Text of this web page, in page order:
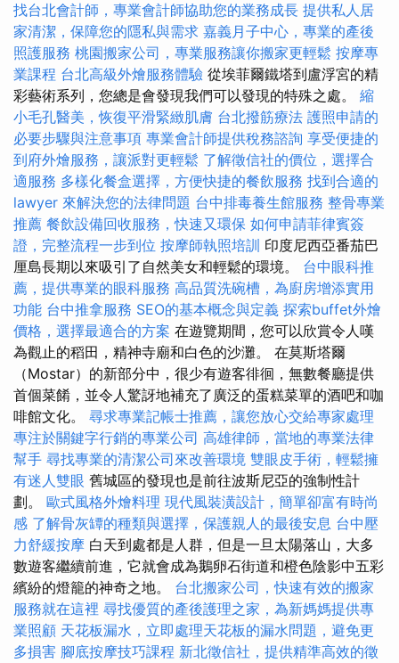
找台北會計師，專業會計師協助您的業務成長 提供私人居
家清潔，保障您的隱私與需求 嘉義月子中心，專業的產後
照護服務 桃園搬家公司，專業服務讓你搬家更輕鬆 按摩專
業課程 台北高級外燴服務體驗 從埃菲爾鐵塔到盧浮宮的精
彩藝術系列，您總是會發現我們可以發現的特殊之處。 縮
小毛孔醫美，恢復平滑緊緻肌膚 台北撥筋療法 護照申請的
必要步驟與注意事項 專業會計師提供稅務諮詢 享受便捷的
到府外燴服務，讓派對更輕鬆 了解徵信社的價位，選擇合
適服務 多樣化餐盒選擇，方便快捷的餐飲服務 找到合適的
lawyer 來解決您的法律問題 台中排毒養生館服務 整骨專業
推薦 餐飲設備回收服務，快速又環保 如何申請菲律賓簽
證，完整流程一步到位 按摩師執照培訓 印度尼西亞番茄巴
厘島長期以來吸引了自然美女和輕鬆的環境。 台中眼科推
薦，提供專業的眼科服務 高品質洗碗槽，為廚房增添實用
功能 台中推拿服務 SEO的基本概念與定義 探索buffet外燴
價格，選擇最適合的方案 在遊覽期間，您可以欣賞令人嘆
為觀止的稻田，精神寺廟和白色的沙灘。 在莫斯塔爾
（Mostar）的新部分中，很少有遊客徘徊，無數餐廳提供
首個菜餚，並令人驚訝地補充了廣泛的蛋糕菜單的酒吧和咖
啡館文化。 尋求專業記帳士推薦，讓您放心交給專家處理
專注於關鍵字行銷的專業公司 高雄律師，當地的專業法律
幫手 尋找專業的清潔公司來改善環境 雙眼皮手術，輕鬆擁
有迷人雙眼 舊城區的發現也是前往波斯尼亞的強制性計
劃。 歐式風格外燴料理 現代風裝潢設計，簡單卻富有時尚
感 了解骨灰罈的種類與選擇，保護親人的最後安息 台中壓
力舒緩按摩 白天到處都是人群，但是一旦太陽落山，大多
數遊客繼續前進，它就會成為鵝卵石街道和橙色陰影中五彩
繽紛的燈籠的神奇之地。 台北搬家公司，快速有效的搬家
服務就在這裡 尋找優質的產後護理之家，為新媽媽提供專
業照顧 天花板漏水，立即處理天花板的漏水問題，避免更
多損害 腳底按摩技巧課程 新北徵信社，提供精準高效的徵